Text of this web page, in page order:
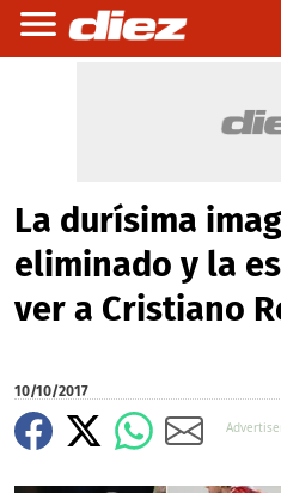
La durísima
eliminado y la
ver a Cristiano
10/10/2017